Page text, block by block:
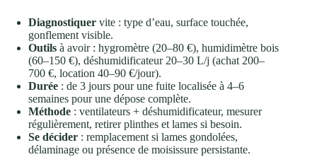
Diagnostiquer vite : type d’eau, surface touchée,
gonflement visible.
Outils à avoir : hygromètre (20–80 €), humidimètre bois
(60–150 €), déshumidificateur 20–30 L/j (achat 200–
700 €, location 40–90 €/jour).
Durée : de 3 jours pour une fuite localisée à 4–6
semaines pour une dépose complète.
Méthode : ventilateurs + déshumidificateur, mesurer
régulièrement, retirer plinthes et lames si besoin.
Se décider : remplacement si lames gondolées,
délaminage ou présence de moisissure persistante.